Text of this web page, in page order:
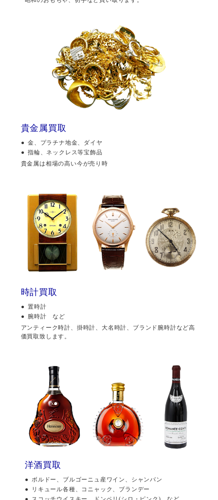
貴金属買取
金、プラチナ地金、ダイヤ
指輪、ネックレス等宝飾品
貴金属は相場の高い今が売り時
時計買取
置時計
腕時計 など
アンティーク時計、掛時計、大名時計、ブランド腕時計など高
価買取致します。
洋酒買取
ボルドー、ブルゴーニュ産ワイン、シャンパン
リキュール各種、コニャック、ブランデー